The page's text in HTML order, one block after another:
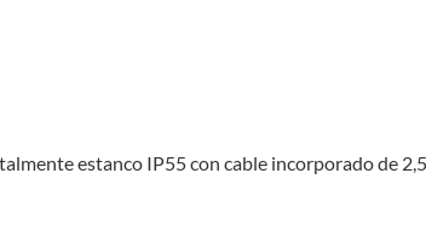
estanco IP55 con cable incorporado de